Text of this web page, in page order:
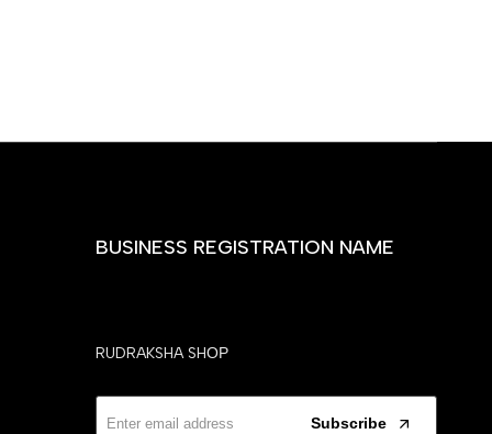
BUSINESS REGISTRATION NAME
RUDRAKSHA SHОР
Subscribe